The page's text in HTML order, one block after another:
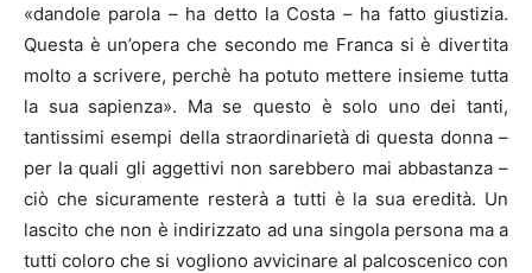
«dandole parola – ha detto la Costa – ha fatto giustizia.
Questa è un’opera che secondo me Franca si è divertita
molto a scrivere, perchè ha potuto mettere insieme tutta
la sua sapienza». Ma se questo è solo uno dei tanti,
tantissimi esempi della straordinarietà di questa donna –
per la quali gli aggettivi non sarebbero mai abbastanza –
ciò che sicuramente resterà a tutti è la sua eredità. Un
lascito che non è indirizzato ad una singola persona ma a
tutti coloro che si vogliono avvicinare al palcoscenico con